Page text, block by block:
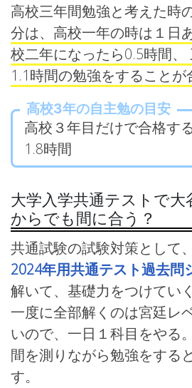
高校三年間勉強と考えた時
分は、高校一年の時は１日
校二年になったら0.5時間、
1.1時間の勉強をすることが
高校3年の自主勉の目安
高校３年目だけで合格す
1.8時間
大学入学共通テストで大
からでも間に合う？
共通試験の試験対策として
2024年用共通テスト過去問
解いて、基礎力をつけてい
一度に全部解くのは宮廷レ
いので、一日１科目をやる
間を測りながら勉強をする
す。